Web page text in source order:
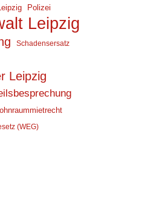
Polizei
Leipzig
Schadensersatz
Leipzig
(WEG)